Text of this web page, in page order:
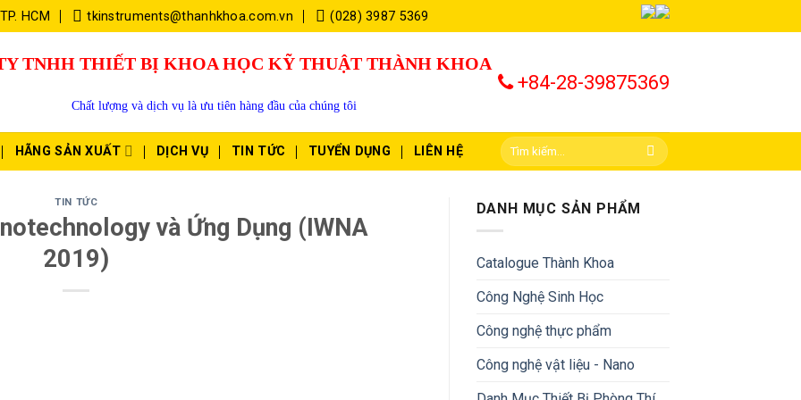
HCM tkinstruments@thanhkhoa.com.vn (028) 3987 5369
TNHH THIẾT BỊ KHOA HỌC KỸ THUẬT THÀNH KHOA
Chất lượng và dịch vụ là ưu tiên hàng đầu của chúng tôi
+84-28-39875369
HÃNG SẢN XUẤT DỊCH VỤ TIN TỨC TUYỂN DỤNG LIÊN HỆ
TIN TỨC
và Ứng Dụng (IWNA
2019)
DANH MỤC SẢN PHẨM
Catalogue Thành Khoa
Công Nghệ Sinh Học
Công nghệ thực phẩm
Công nghệ vật liệu - Nano